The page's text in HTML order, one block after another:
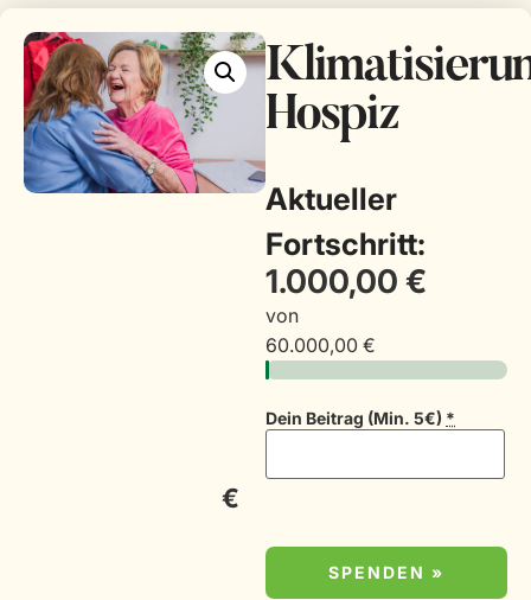
Hospiz
Aktueller
Fortschritt:
1.000,00 €
von
60.000,00 €
Dein Beitrag (Min. 5€) *
€
SPENDEN »